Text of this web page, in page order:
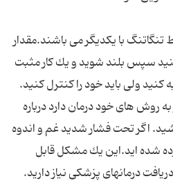
تنگاتنگ با یكدیگر می باشند.مقدار
سپس بلند شوید و یك كار مثبت
كنید ولی باید خود را كنترل كنید.
روش های خود درمان دارد درباره
اگر تحت فشار شدید غم و اندوه
شده اید.این یك مشكل قابل
درمانهای پزشكی نیاز دارید.